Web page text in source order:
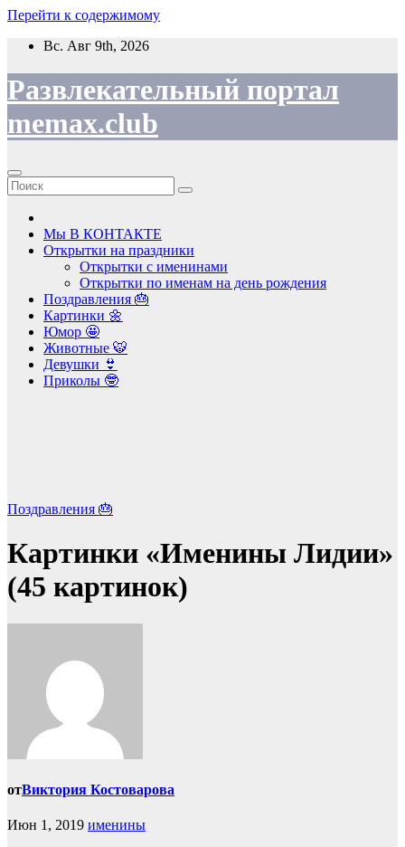
Перейти к содержимому
Вс. Авг 9th, 2026
Развлекательный портал
memax.club
Мы В КОНТАКТЕ
Открытки на праздники
Открытки с именинами
Открытки по именам на день рождения
Поздравления 🎂
Картинки 🌼
Юмор 🤩
Животные 🐯
Девушки 👙
Приколы 🤓
Поздравления 🎂
Картинки «Именины Лидии»
(45 картинок)
отВиктория Костоварова
Июн 1, 2019 именины